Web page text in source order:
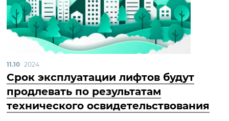
11.10 2024
Срок эксплуатации лифтов будут
продлевать по результатам
технического освидетельствования